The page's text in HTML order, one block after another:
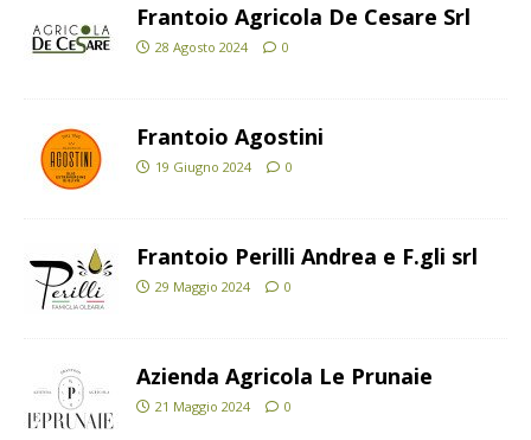
Frantoio Agricola De Cesare Srl
28 Agosto 2024 0
Frantoio Agostini
19 Giugno 2024 0
Frantoio Perilli Andrea e F.gli srl
29 Maggio 2024 0
Azienda Agricola Le Prunaie
21 Maggio 2024 0